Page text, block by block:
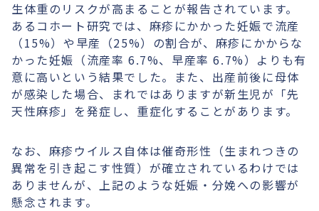
生体重のリスクが高まることが報告されています。
あるコホート研究では、麻疹にかかった妊娠で流産
（15%）や早産（25%）の割合が、麻疹にかからな
かった妊娠（流産率 6.7%、早産率 6.7%）よりも有
意に高いという結果でした。また、出産前後に母体
が感染した場合、まれではありますが新生児が「先
天性麻疹」を発症し、重症化することがあります。
なお、麻疹ウイルス自体は催奇形性（生まれつきの
異常を引き起こす性質）が確立されているわけでは
ありませんが、上記のような妊娠・分娩への影響が
懸念されます。